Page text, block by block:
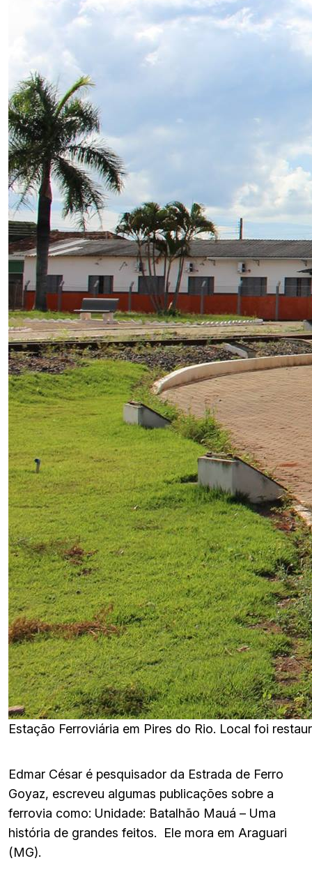
Estação Ferroviária em Pires do Rio. Local foi
Edmar César é pesquisador da Estrada de Ferro
Goyaz, escreveu algumas publicações sobre a
ferrovia como: Unidade: Batalhão Mauá – Uma
história de grandes feitos. Ele mora em Araguari
(MG).